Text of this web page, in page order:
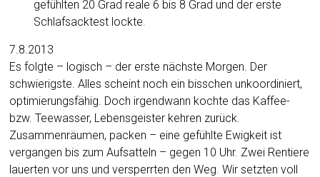
gefühlten 20 Grad reale 6 bis 8 Grad und der erste
Schlafsacktest lockte.
7.8.2013
Es folgte – logisch – der erste nächste Morgen. Der
schwierigste. Alles scheint noch ein bisschen unkoordiniert,
optimierungsfähig. Doch irgendwann kochte das Kaffee-
bzw. Teewasser, Lebensgeister kehren zurück.
Zusammenräumen, packen – eine gefühlte Ewigkeit ist
vergangen bis zum Aufsatteln – gegen 10 Uhr. Zwei Rentiere
lauerten vor uns und versperrten den Weg. Wir setzten voll